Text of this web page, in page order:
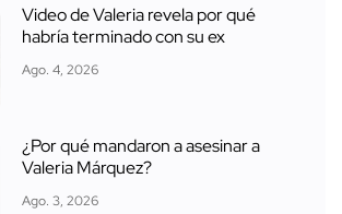
Video de Valeria revela por qué
habría terminado con su ex
Ago. 4, 2026
¿Por qué mandaron a asesinar a
Valeria Márquez?
Ago. 3, 2026